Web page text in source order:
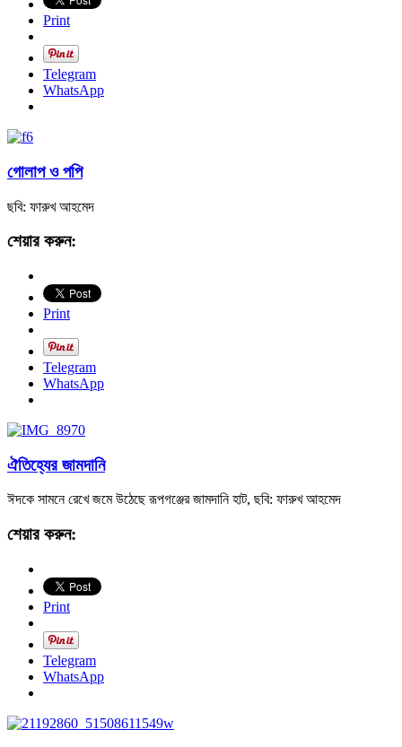
Print
Telegram
WhatsApp
গোলাপ ও পপি
ছবি: ফারুখ আহমেদ
শেয়ার করুন:
Print
Telegram
WhatsApp
ঐতিহ্যের জামদানি
ঈদকে সামনে রেখে জমে উঠেছে রূপগঞ্জের জামদানি হাট, ছবি: ফারুখ আহমেদ
শেয়ার করুন:
Print
Telegram
WhatsApp